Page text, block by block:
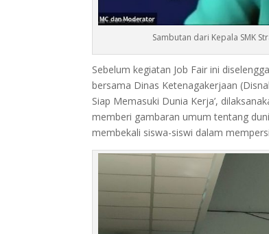
Sambutan dari Kepala SMK
Sebelum kegiatan Job Fair ini
bersama Dinas Ketenagakerjaan
Siap Memasuki Dunia Kerja’,
memberi gambaran umum tentang
membekali siswa-siswi dalam